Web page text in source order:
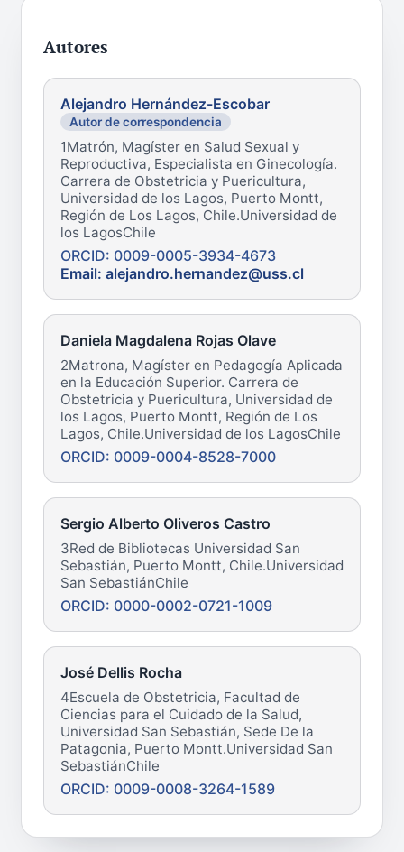
Autores
Alejandro Hernández-Escobar
Autor de correspondencia
1Matrón, Magíster en Salud Sexual y
Reproductiva, Especialista en Ginecología.
Carrera de Obstetricia y Puericultura,
Universidad de los Lagos, Puerto Montt,
Región de Los Lagos, Chile.Universidad de
los LagosChile
ORCID: 0009-0005-3934-4673
Email: alejandro.hernandez@uss.cl
Daniela Magdalena Rojas Olave
2Matrona, Magíster en Pedagogía Aplicada
en la Educación Superior. Carrera de
Obstetricia y Puericultura, Universidad de
los Lagos, Puerto Montt, Región de Los
Lagos, Chile.Universidad de los LagosChile
ORCID: 0009-0004-8528-7000
Sergio Alberto Oliveros Castro
3Red de Bibliotecas Universidad San
Sebastián, Puerto Montt, Chile.Universidad
San SebastiánChile
ORCID: 0000-0002-0721-1009
José Dellis Rocha
4Escuela de Obstetricia, Facultad de
Ciencias para el Cuidado de la Salud,
Universidad San Sebastián, Sede De la
Patagonia, Puerto Montt.Universidad San
SebastiánChile
ORCID: 0009-0008-3264-1589